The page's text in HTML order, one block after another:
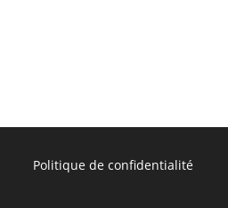
Politique de confidentialité